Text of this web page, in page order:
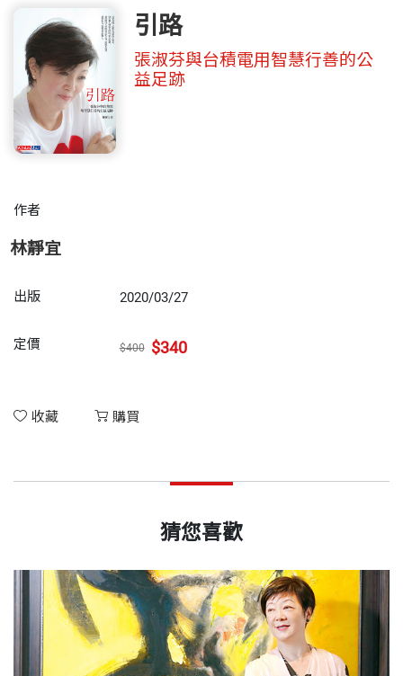
引路
張淑芬與台積電用智慧行善的公
益足跡
作者
林靜宜
出版 2020/03/27
定價 $400 $340
收藏 購買
猜您喜歡